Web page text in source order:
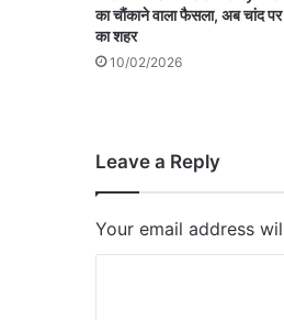
का चौंकाने वाला फैसला, अब चांद पर
का शहर
10/02/2026
Leave a Reply
Your email address